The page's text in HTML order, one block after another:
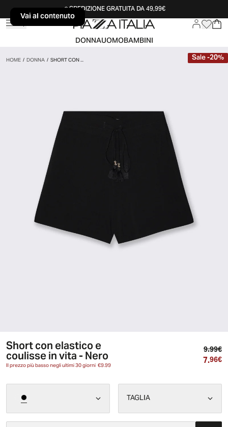
Vai al contenutoSPEDIZIONE GRATUITA DA 49,99€
DONNAUOMOBAMBINI
HOME/DONNA/SHORT CON ... Sale-20%
Short con elastico e
coulisse in vita - Nero
Il prezzo più basso negli ultimi 30 giorni€9.99
9.99€
7.96€
TAGLIA
Vai al contenuto